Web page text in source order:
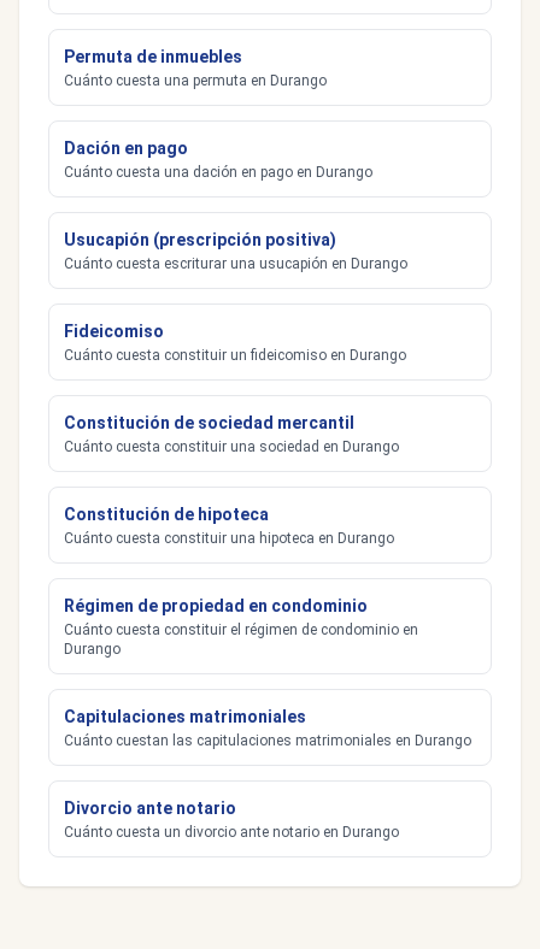
Permuta de inmuebles
Cuánto cuesta una permuta en Durango
Dación en pago
Cuánto cuesta una dación en pago en Durango
Usucapión (prescripción positiva)
Cuánto cuesta escriturar una usucapión en Durango
Fideicomiso
Cuánto cuesta constituir un fideicomiso en Durango
Constitución de sociedad mercantil
Cuánto cuesta constituir una sociedad en Durango
Constitución de hipoteca
Cuánto cuesta constituir una hipoteca en Durango
Régimen de propiedad en condominio
Cuánto cuesta constituir el régimen de condominio en
Durango
Capitulaciones matrimoniales
Cuánto cuestan las capitulaciones matrimoniales en Durango
Divorcio ante notario
Cuánto cuesta un divorcio ante notario en Durango